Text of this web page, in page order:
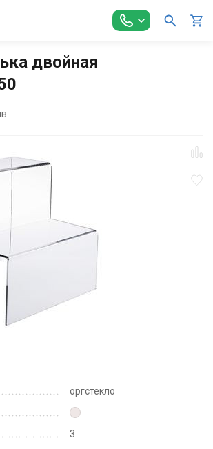
оборудование Аксессуары для торговли
двойная
оргстекло
3